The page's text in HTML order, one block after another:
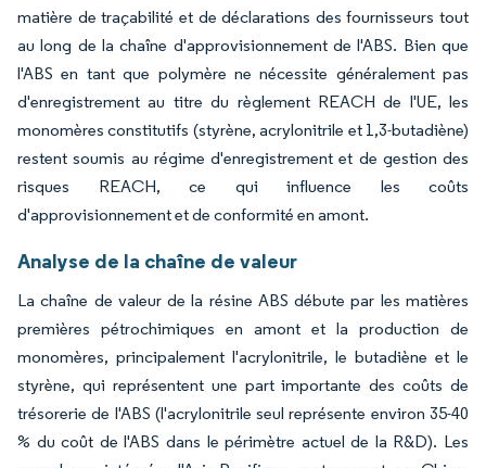
matière de traçabilité et de déclarations des fournisseurs tout
au long de la chaîne d'approvisionnement de l'ABS. Bien que
l'ABS en tant que polymère ne nécessite généralement pas
d'enregistrement au titre du règlement REACH de l'UE, les
monomères constitutifs (styrène, acrylonitrile et 1,3-butadiène)
restent soumis au régime d'enregistrement et de gestion des
risques REACH, ce qui influence les coûts
d'approvisionnement et de conformité en amont.
Analyse de la chaîne de valeur
La chaîne de valeur de la résine ABS débute par les matières
premières pétrochimiques en amont et la production de
monomères, principalement l'acrylonitrile, le butadiène et le
styrène, qui représentent une part importante des coûts de
trésorerie de l'ABS (l'acrylonitrile seul représente environ 35-40
% du coût de l'ABS dans le périmètre actuel de la R&D). Les